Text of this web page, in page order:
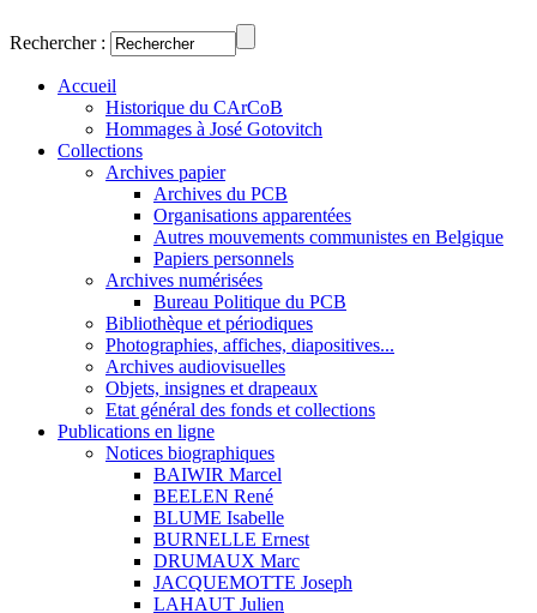
Rechercher :
Accueil
Historique du CArCoB
Hommages à José Gotovitch
Collections
Archives papier
Archives du PCB
Organisations apparentées
Autres mouvements communistes en Belgique
Papiers personnels
Archives numérisées
Bureau Politique du PCB
Bibliothèque et périodiques
Photographies, affiches, diapositives...
Archives audiovisuelles
Objets, insignes et drapeaux
Etat général des fonds et collections
Publications en ligne
Notices biographiques
BAIWIR Marcel
BEELEN René
BLUME Isabelle
BURNELLE Ernest
DRUMAUX Marc
JACQUEMOTTE Joseph
LAHAUT Julien